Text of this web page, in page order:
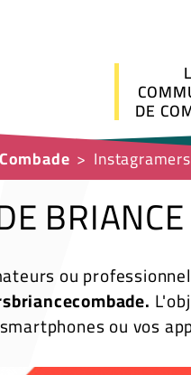
Menu
DE
ou
ou vos